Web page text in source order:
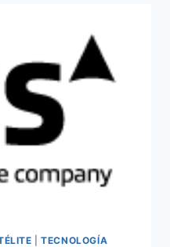
|TECNOLOGÍA